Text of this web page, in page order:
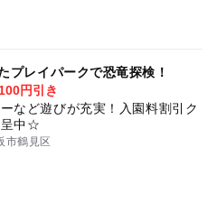
プレイパークで恐竜探検！
円引き
など遊びが充実！入園料割引ク
呈中☆
市鶴見区